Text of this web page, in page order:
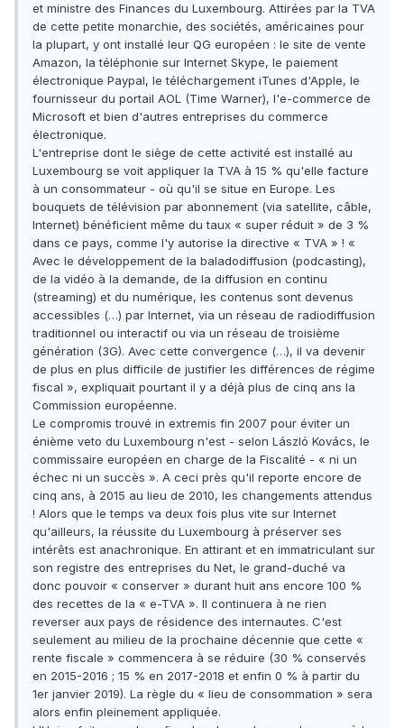
et ministre des Finances du Luxembourg. Attirées par la TVA
de cette petite monarchie, des sociétés, américaines pour
la plupart, y ont installé leur QG européen : le site de vente
Amazon, la téléphonie sur Internet Skype, le paiement
électronique Paypal, le téléchargement iTunes d'Apple, le
fournisseur du portail AOL (Time Warner), l'e-commerce de
Microsoft et bien d'autres entreprises du commerce
électronique.
L'entreprise dont le siège de cette activité est installé au
Luxembourg se voit appliquer la TVA à 15 % qu'elle facture
à un consommateur - où qu'il se situe en Europe. Les
bouquets de télévision par abonnement (via satellite, câble,
Internet) bénéficient même du taux « super réduit » de 3 %
dans ce pays, comme l'y autorise la directive « TVA » ! «
Avec le développement de la baladodiffusion (podcasting),
de la vidéo à la demande, de la diffusion en continu
(streaming) et du numérique, les contenus sont devenus
accessibles (…) par Internet, via un réseau de radiodiffusion
traditionnel ou interactif ou via un réseau de troisième
génération (3G). Avec cette convergence (…), il va devenir
de plus en plus difficile de justifier les différences de régime
fiscal », expliquait pourtant il y a déjà plus de cinq ans la
Commission européenne.
Le compromis trouvé in extremis fin 2007 pour éviter un
énième veto du Luxembourg n'est - selon László Kovács, le
commissaire européen en charge de la Fiscalité - « ni un
échec ni un succès ». A ceci près qu'il reporte encore de
cinq ans, à 2015 au lieu de 2010, les changements attendus
! Alors que le temps va deux fois plus vite sur Internet
qu'ailleurs, la réussite du Luxembourg à préserver ses
intérêts est anachronique. En attirant et en immatriculant sur
son registre des entreprises du Net, le grand-duché va
donc pouvoir « conserver » durant huit ans encore 100 %
des recettes de la « e-TVA ». Il continuera à ne rien
reverser aux pays de résidence des internautes. C'est
seulement au milieu de la prochaine décennie que cette «
rente fiscale » commencera à se réduire (30 % conservés
en 2015-2016 ; 15 % en 2017-2018 et enfin 0 % à partir du
1er janvier 2019). La règle du « lieu de consommation » sera
alors enfin pleinement appliquée.